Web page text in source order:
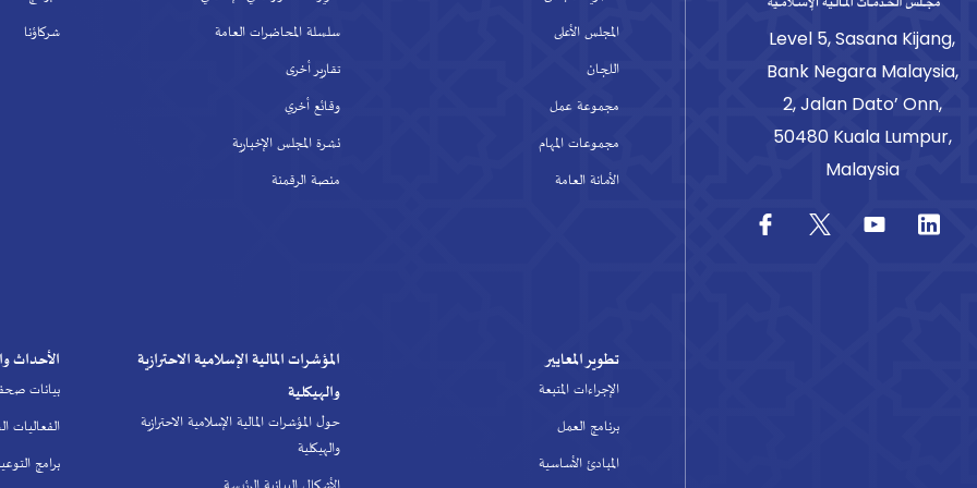
Level 5, Sasana Kijang,
Bank Negara Malaysia,
2, Jalan Dato’ Onn,
50480 Kuala Lumpur,
Malaysia
المجلس الأعلى
اللجان
مجموعة عمل
مجموعات المهام
الأمانة العامة
تطوير المعايير
الإجراءات المتبعة
برنامج العمل
المبادئ الأساسية
سلسلة المحاضرات العامة
تقارير أخرى
وقائع أخري
نشرة المجلس الإخبارية
منصة الرقمنة
المؤشرات المالية الإسلامية الاحترازية
والهيكلية
حول المؤشرات المالية الإسلامية الاحترازية
والهيكلية
شركاؤنا
الأحداث
بيانات
الفعاليات
برامج